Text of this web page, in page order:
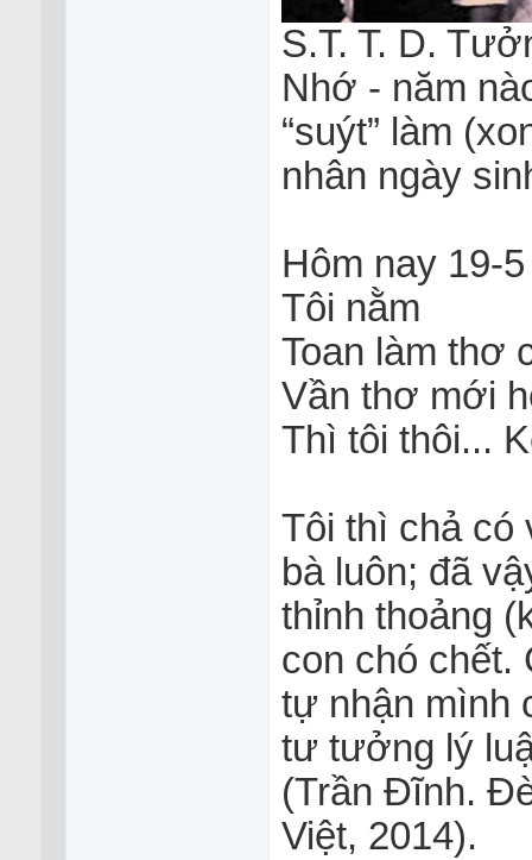
S.T. T. D.
Nhớ - năm
“suýt” làm
nhân ngày
Hôm nay 19-5
Tôi nằm
Toan làm thơ
Vần thơ mới
Thì tôi thôi...
Tôi thì chả có
bà luôn; đã
thỉnh thoảng
con chó chết.
tự nhận mình
tư tưởng lý
(Trần Đĩnh.
Việt, 2014).